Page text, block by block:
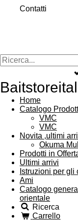
Contatti
Home
Catalogo
VMC
VMC
Novita ,ultimi
Okuma
Prodotti in
Ultimi arrivi
Istruzioni per gli
Ami
Catalogo
orientale
Ricerca
Carrello